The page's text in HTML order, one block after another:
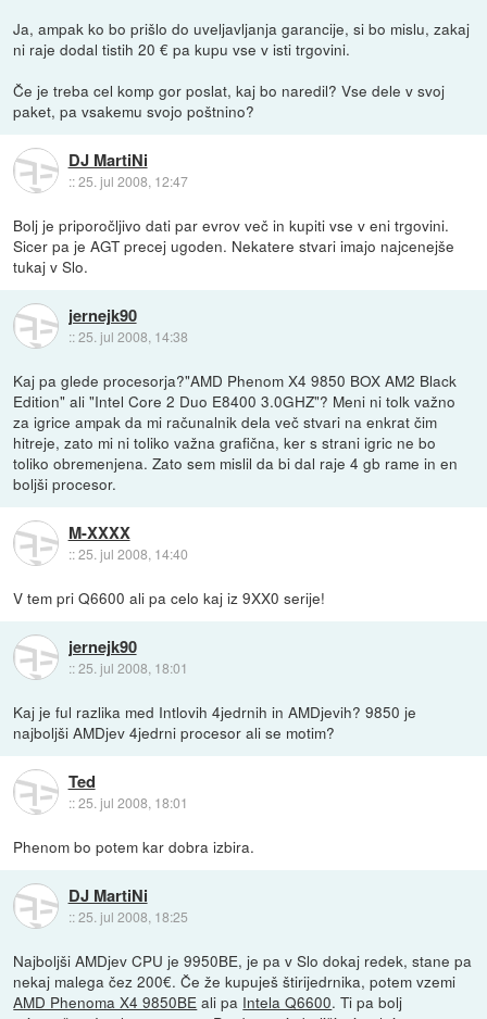
Ja, ampak ko bo prišlo do uveljavljanja garancije, si bo mislu, zakaj
ni raje dodal tistih 20 € pa kupu vse v isti trgovini.
Če je treba cel komp gor poslat, kaj bo naredil? Vse dele v svoj
paket, pa vsakemu svojo poštnino?
DJ MartiNi
::25. jul 2008, 12:47
Bolj je priporočljivo dati par evrov več in kupiti vse v eni trgovini.
Sicer pa je AGT precej ugoden. Nekatere stvari imajo najcenejše
tukaj v Slo.
jernejk90
::25. jul 2008, 14:38
Kaj pa glede procesorja?"AMD Phenom X4 9850 BOX AM2 Black
Edition" ali "Intel Core 2 Duo E8400 3.0GHZ"? Meni ni tolk važno
za igrice ampak da mi računalnik dela več stvari na enkrat čim
hitreje, zato mi ni toliko važna grafična, ker s strani igric ne bo
toliko obremenjena. Zato sem mislil da bi dal raje 4 gb rame in en
boljši procesor.
M-XXXX
::25. jul 2008, 14:40
V tem pri Q6600 ali pa celo kaj iz 9XX0 serije!
jernejk90
::25. jul 2008, 18:01
Kaj je ful razlika med Intlovih 4jedrnih in AMDjevih? 9850 je
najboljši AMDjev 4jedrni procesor ali se motim?
Ted
::25. jul 2008, 18:01
Phenom bo potem kar dobra izbira.
DJ MartiNi
::25. jul 2008, 18:25
Najboljši AMDjev CPU je 9950BE, je pa v Slo dokaj redek, stane pa
nekaj malega čez 200€. Če že kupuješ štirijedrnika, potem vzemi
AMD Phenoma X4 9850BE ali pa Intela Q6600. Ti pa bolj